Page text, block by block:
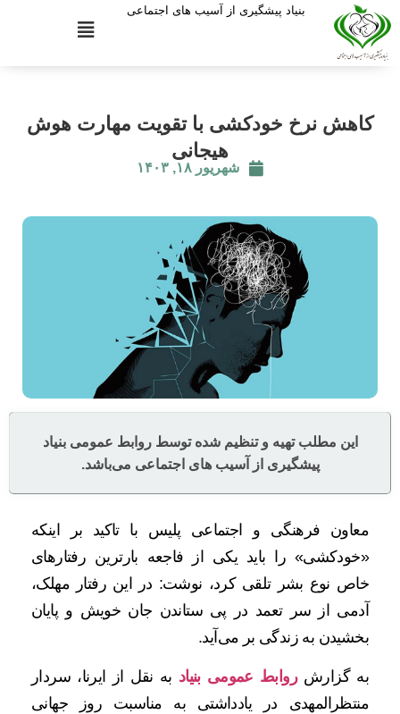
بنیاد پیشگیری از آسیب های اجتماعی
کاهش نرخ خودکشی با تقویت مهارت هوش
هیجانی
شهریور ۱۸, ۱۴۰۳
این مطلب تهیه و تنظیم شده توسط روابط عمومی بنیاد
پیشگیری از آسیب های اجتماعی می‌باشد.
معاون فرهنگی و اجتماعی پلیس با تاکید بر اینکه
«خودکشی» را باید یکی از فاجعه بارترین رفتارهای
خاص نوع بشر تلقی کرد، نوشت: در این رفتار مهلک،
آدمی از سر تعمد در پی ستاندن جان خویش و پایان
بخشیدن به زندگی بر می‌آید.
به گزارشروابط عمومی بنیاد به نقل از ایرنا، سردار
منتظرالمهدی در یادداشتی به مناسبت روز جهانی